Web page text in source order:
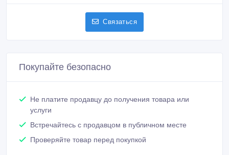
Связаться
Покупайте безопасно
Не платите продавцу до получения товара или
услуги
Встречайтесь с продавцом в публичном месте
Проверяйте товар перед покупкой